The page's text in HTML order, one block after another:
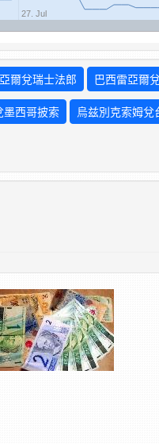
27. Jul
爾兌瑞士法郎 巴西雷亞爾
墨西哥披索 烏兹別克索姆兌